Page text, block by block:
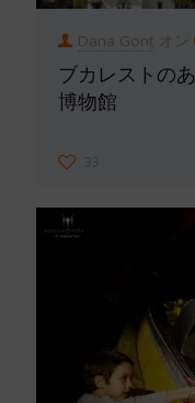
Dana Gonț
ブカレストの
博物館
33